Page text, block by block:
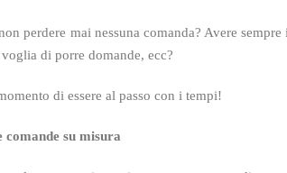
perdere mai nessuna comanda? Avere
di porre domande, ecc?
di essere al passo con i tempi!
comande su misura